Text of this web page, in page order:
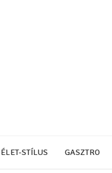
ÉLET-STÍLUS GASZTRO